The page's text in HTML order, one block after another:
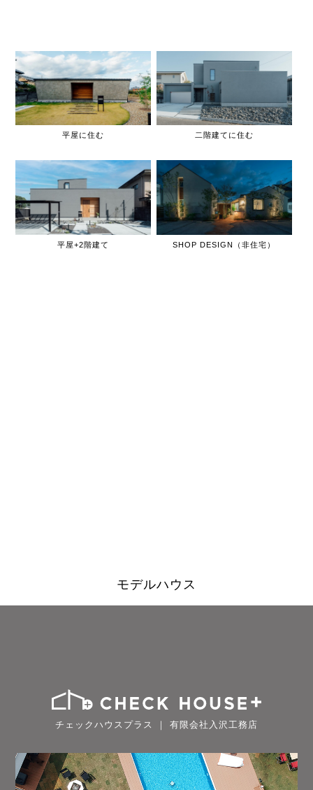
平屋に住む 二階建てに住む
平屋+2階建て SHOP DESIGN（非住宅）
モデルハウス
チェックハウスプラス ｜ 有限会社入沢工務店